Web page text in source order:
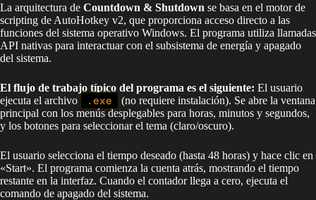
La arquitectura de Countdown & Shutdown se basa en el motor de
scripting de AutoHotkey v2, que proporciona acceso directo a las
funciones del sistema operativo Windows. El programa utiliza llamadas
API nativas para interactuar con el subsistema de energía y apagado
del sistema.
El flujo de trabajo típico del programa es el siguiente: El usuario
ejecuta el archivo
.exe
(no requiere instalación). Se abre la ventana
principal con los menús desplegables para horas, minutos y segundos,
y los botones para seleccionar el tema (claro/oscuro).
El usuario selecciona el tiempo deseado (hasta 48 horas) y hace clic en
«Start». El programa comienza la cuenta atrás, mostrando el tiempo
restante en la interfaz. Cuando el contador llega a cero, ejecuta el
comando de apagado del sistema.